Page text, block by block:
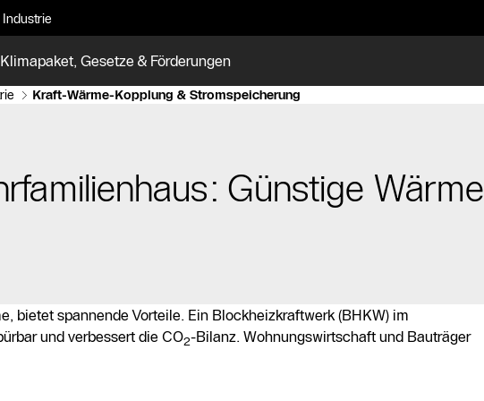
Klimapaket, Gesetze & Förderungen
Kraft-Wärme-Kopplung & Stromspeicherung
Günstige Wärme
bietet spannende Vorteile. Ein Blockheizkraftwerk (BHKW) im
und verbessert die CO2-Bilanz. Wohnungswirtschaft und Bauträger